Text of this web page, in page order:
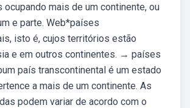
mais de um continente, ou
e parte. Web*países
isto é, cujos territórios estão
e em outros continentes. → países
país transcontinental é um estado
a mais de um continente. As
podem variar de acordo com o